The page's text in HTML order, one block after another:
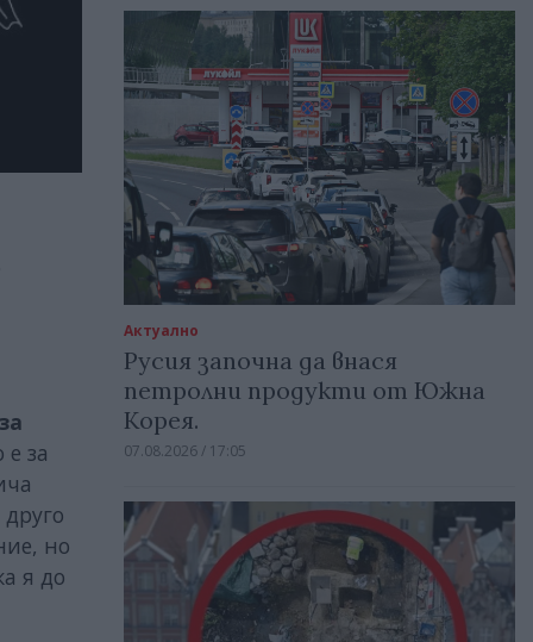
за
но
я до
Актуално
Русия започна да внася
петролни продукти от Южна
Корея.
07.08.2026 / 17:05